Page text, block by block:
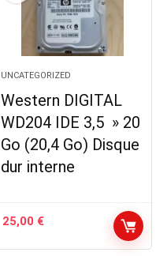
UNCATEGORIZED
Western DIGITAL
WD204 IDE 3,5 » 20
Go (20,4 Go) Disque
dur interne
25,00 €